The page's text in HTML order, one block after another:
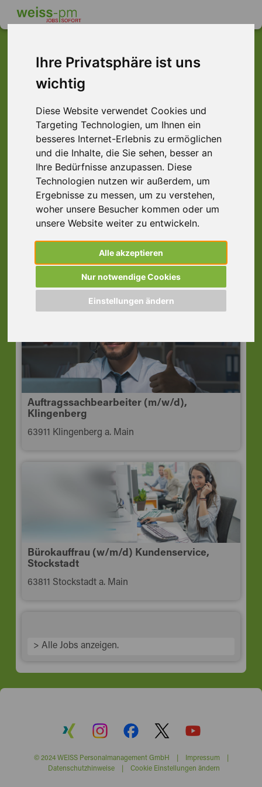
Ihre Privatsphäre ist uns
wichtig
Diese Website verwendet Cookies und
Targeting Technologien, um Ihnen ein
besseres Internet-Erlebnis zu ermöglichen
und die Inhalte, die Sie sehen, besser an
Ihre Bedürfnisse anzupassen. Diese
Technologien nutzen wir außerdem, um
Ergebnisse zu messen, um zu verstehen,
woher unsere Besucher kommen oder um
unsere Website weiter zu entwickeln.
Alle akzeptieren
Nur notwendige Cookies
Einstellungen ändern
Dieser Job ist leider
nicht mehr verfügbar ...
... aber vielleicht ist hier etwas dabei:
Sachbearbeiter (m/w/d)
Auftragsabwicklung
63773 Goldbach Unterfr
Auftragssachbearbeiter (m/w/d),
Klingenberg
63911 Klingenberg a. Main
Bürokauffrau (w/m/d) Kundenservice,
Stockstadt
63811 Stockstadt a. Main
> Alle Jobs anzeigen.
© 2024 WEISS Personalmanagement GmbH | Impressum|
Datenschutzhinweise| Cookie Einstellungen ändern